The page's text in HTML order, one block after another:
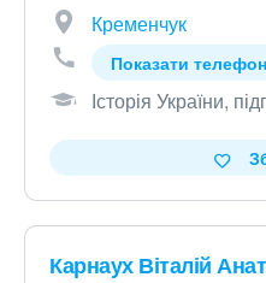
Кременчук
Показати телефон
Історія України,
Карнаух Віталій